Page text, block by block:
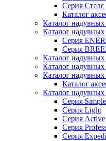
Серия Стелс
Каталог
Каталог
Каталог
Серия
Серия
Каталог
Каталог
Каталог
Каталог
Каталог надувных
Серия Simple
Серия Light
Серия Active
Серия
Серия